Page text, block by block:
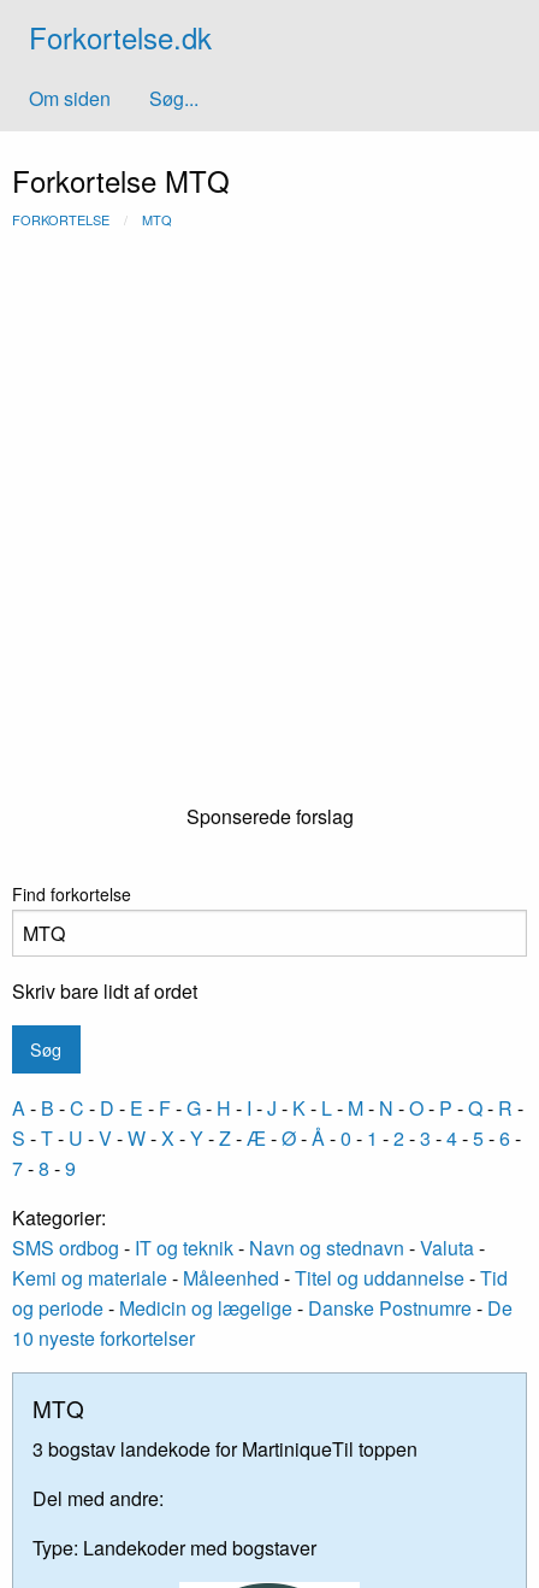
Forkortelse.dk
Om siden Søg...
Forkortelse MTQ
FORKORTELSE MTQ
Sponserede forslag
Find forkortelse
Skriv bare lidt af ordet
A- B -C - D - E - F-G- H - I -J - K- L- M- N -O- P -Q- R -
S -T- U -V-W-X-Y-Z-Æ-Ø-Å-0 - 1 -2-3 -4-5-6-
7-8 -9
Kategorier:
SMS ordbog - IT og teknik- Navn og stednavn -Valuta-
Kemi og materiale- Måleenhed -Titel og uddannelse-Tid
og periode- Medicin og lægelige- Danske Postnumre- De
10 nyeste forkortelser
MTQ
3 bogstav landekode for MartiniqueTil toppen
Del med andre:
Type: Landekoder med bogstaver